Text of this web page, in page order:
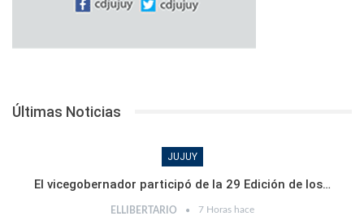
Últimas Noticias
JUJUY
El vicegobernador participó de la 29 Edición de los…
ELLIBERTARIO 7 Horas hace